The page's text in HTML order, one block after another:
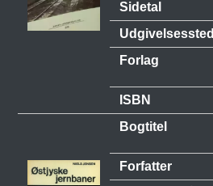
Sidetal
Udgivelsessted
Forlag
ISBN
Bogtitel
Forfatter